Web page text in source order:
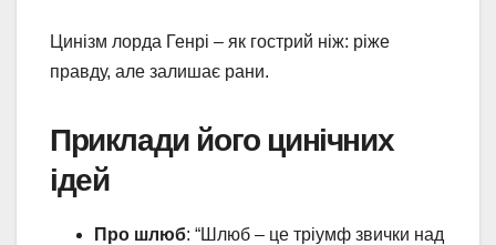
Цинізм лорда Генрі – як гострий ніж: ріже
правду, але залишає рани.
Приклади його цинічних
ідей
Про шлюб: “Шлюб – це тріумф звички над